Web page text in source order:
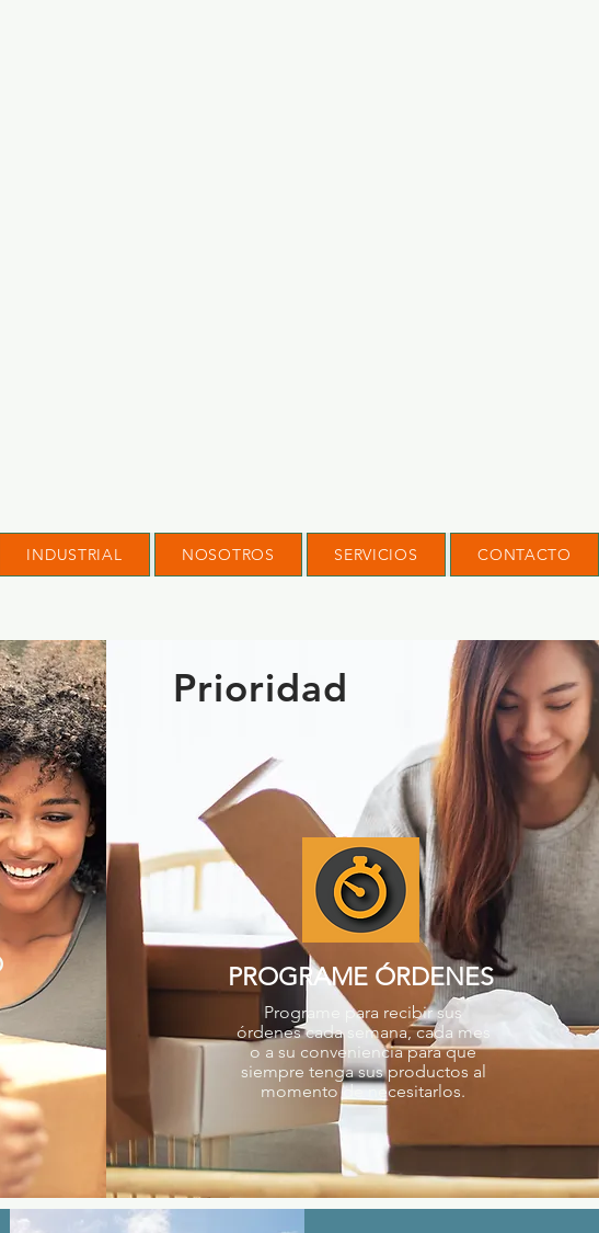
INDUSTRIAL NOSOTROS SERVICIOS CONTACTO
Prioridad
PROGRAME ÓRDENES
Programe para recibir sus
órdenes cada semana, cada mes
o a su conveniencia para que
siempre tenga sus productos al
momento de necesitarlos.